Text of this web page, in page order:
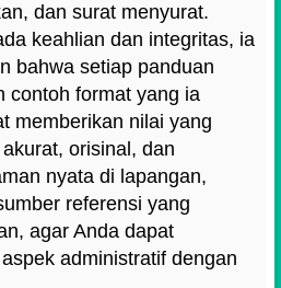
dan surat menyurat.
keahlian dan integritas, ia
bahwa setiap panduan
contoh format yang ia
memberikan nilai yang
orisinal, dan
nyata di lapangan,
referensi yang
agar Anda dapat
administratif dengan